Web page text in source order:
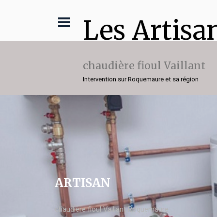
Les
chaudière fioul Vaillant
Intervention sur Roquemaure et sa région
ARTISAN
chaudière fioul Vaillant Roquemaure